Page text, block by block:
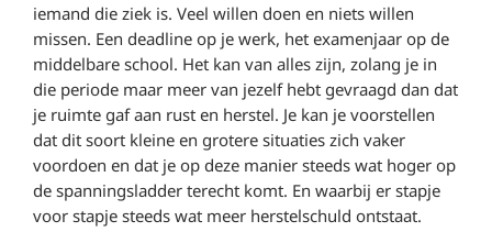
iemand die ziek is. Veel willen doen en niets willen
missen. Een deadline op je werk, het examenjaar op de
middelbare school. Het kan van alles zijn, zolang je in
die periode maar meer van jezelf hebt gevraagd dan dat
je ruimte gaf aan rust en herstel. Je kan je voorstellen
dat dit soort kleine en grotere situaties zich vaker
voordoen en dat je op deze manier steeds wat hoger op
de spanningsladder terecht komt. En waarbij er stapje
voor stapje steeds wat meer herstelschuld ontstaat.